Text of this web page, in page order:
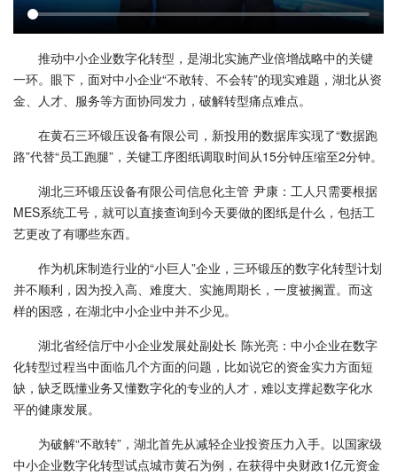
推动中小企业数字化转型，是湖北实施产业倍增战略中的关键
一环。眼下，面对中小企业“不敢转、不会转”的现实难题，湖北从资
金、人才、服务等方面协同发力，破解转型痛点难点。
在黄石三环锻压设备有限公司，新投用的数据库实现了“数据跑
路”代替“员工跑腿”，关键工序图纸调取时间从15分钟压缩至2分钟。
湖北三环锻压设备有限公司信息化主管 尹康：工人只需要根据
MES系统工号，就可以直接查询到今天要做的图纸是什么，包括工
艺更改了有哪些东西。
作为机床制造行业的“小巨人”企业，三环锻压的数字化转型计划
并不顺利，因为投入高、难度大、实施周期长，一度被搁置。而这
样的困惑，在湖北中小企业中并不少见。
湖北省经信厅中小企业发展处副处长 陈光亮：中小企业在数字
化转型过程当中面临几个方面的问题，比如说它的资金实力方面短
缺，缺乏既懂业务又懂数字化的专业的人才，难以支撑起数字化水
平的健康发展。
为破解“不敢转”，湖北首先从减轻企业投资压力入手。以国家级
中小企业数字化转型试点城市黄石为例，在获得中央财政1亿元资金